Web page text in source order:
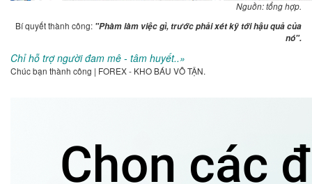
Nguồn: tổng hợp.
Bí quyết thành công: "Phàm làm việc gì, trước phải xét kỹ tới hậu quả của
nó".
Chỉ hỗ trợ người đam mê - tâm huyết..»
Chúc bạn thành công | FOREX - KHO BÁU VÔ TẬN.